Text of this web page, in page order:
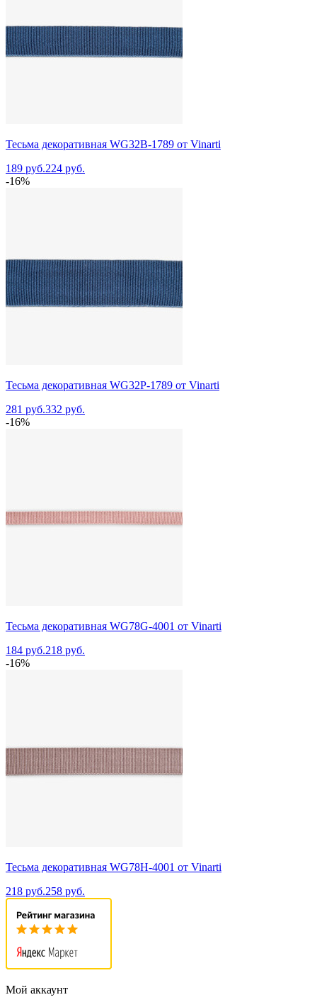
Тесьма декоративная WG32B-1789 от Vinarti
189 руб.224 руб.
-16%
Тесьма декоративная WG32P-1789 от Vinarti
281 руб.332 руб.
-16%
Тесьма декоративная WG78G-4001 от Vinarti
184 руб.218 руб.
-16%
Тесьма декоративная WG78H-4001 от Vinarti
218 руб.258 руб.
Мой аккаунт